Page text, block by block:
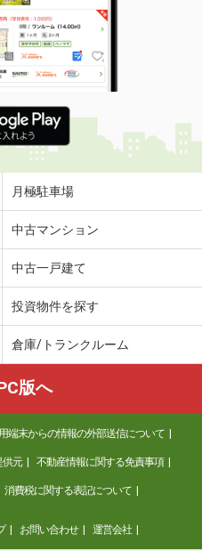
月極駐車場
中古マンション
中古一戸建て
投資物件を探す
倉庫/トランクルーム
版へ
端末からの情報の外部送信について
供元 不動産情報に関する免責事項
消費税に関する表記について
お問い合わせ 運営会社